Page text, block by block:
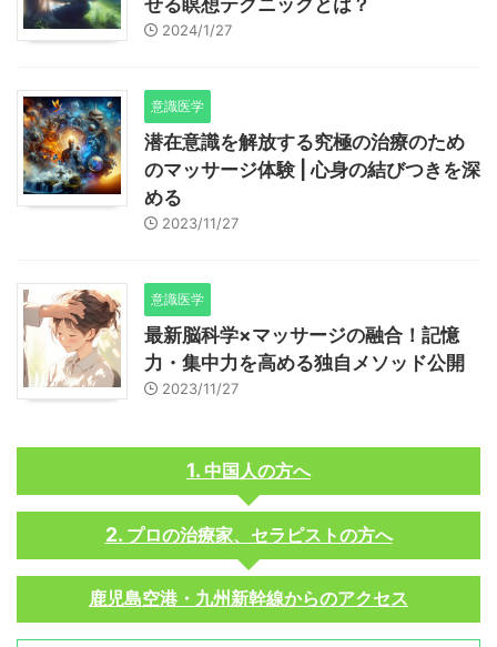
2024/1/27
意識医学
潜在意識を解放する究極の治療のため
のマッサージ体験 | 心身の結びつきを深
める
2023/11/27
意識医学
最新脳科学×マッサージの融合！記憶
力・集中力を高める独自メソッド公開
2023/11/27
中国人の方へ
プロの治療家、セラピストの方へ
鹿児島空港・九州新幹線からのアクセス